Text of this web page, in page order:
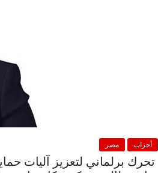
أحزاب مصر
تحرك برلماني لتعزيز آليات